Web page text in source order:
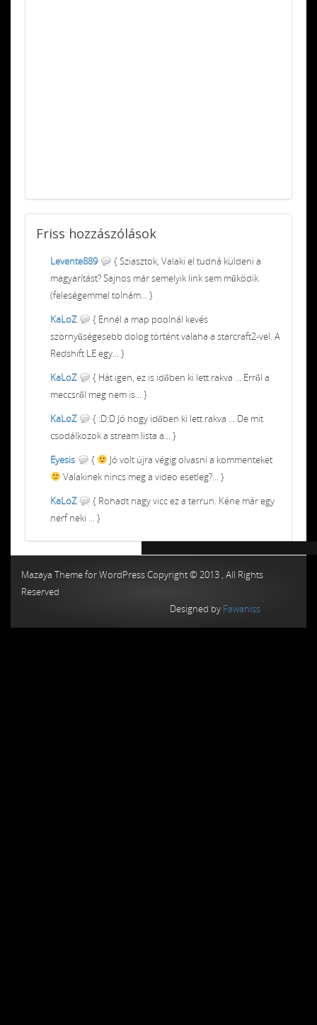
Friss hozzászólások
Levente889
{ Sziasztok, Valaki el tudná küldeni a
magyarítást? Sajnos már semelyik link sem működik.
(feleségemmel tolnám... }
KaLoZ
{ Ennél a map poolnál kevés
szörnyűségesebb dolog történt valaha a starcraft2-vel. A
Redshift LE egy... }
KaLoZ
{ Hát igen, ez is időben ki lett rakva ... Erről a
meccsről meg nem is... }
KaLoZ
{ :D:D Jó hogy időben ki lett rakva ... De mit
csodálkozok a stream lista a... }
Eyesis
{
Jó volt újra végig olvasni a kommenteket
Valakinek nincs meg a video esetleg?... }
KaLoZ
{ Rohadt nagy vicc ez a terrun. Kéne már egy
nerf neki ... }
Mazaya Theme for WordPress Copyright © 2013 , All Rights
Reserved
Designed by Fawaniss